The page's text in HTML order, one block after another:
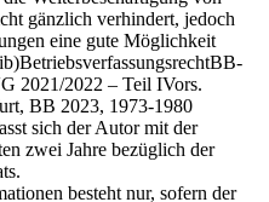
gänzlich verhindert, jedoch
eine gute Möglichkeit
BetriebsverfassungsrechtBB-
2021/2022 – Teil IVors.
BB 2023, 1973-1980
sich der Autor mit der
zwei Jahre bezüglich der
besteht nur, sofern der